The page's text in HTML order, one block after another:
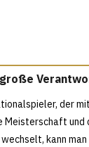
der
Meisterschaft und
kann